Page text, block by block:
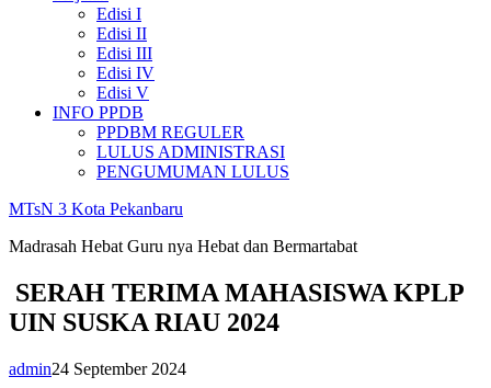
Edisi I
Edisi II
Edisi III
Edisi IV
Edisi V
INFO PPDB
PPDBM REGULER
LULUS ADMINISTRASI
PENGUMUMAN LULUS
MTsN 3 Kota Pekanbaru
Madrasah Hebat Guru nya Hebat dan Bermartabat
SERAH TERIMA MAHASISWA KPLP
UIN SUSKA RIAU 2024
admin24 September 2024